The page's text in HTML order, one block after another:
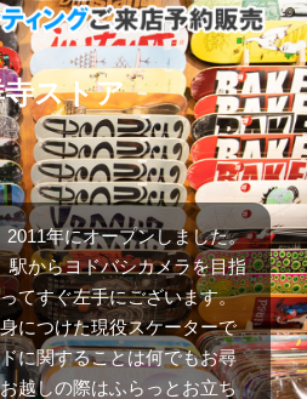
ストア
年にオープンしました。
駅からヨドバシカメラを目指
てすぐ左手にございます。
につけた現役スケーターで
に関することは何でもお尋
越しの際はふらっとお立ち